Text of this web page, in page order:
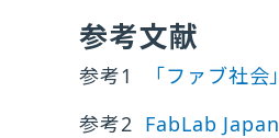
参考文献
参考1 「ファブ社
参考2 FabLab Japan